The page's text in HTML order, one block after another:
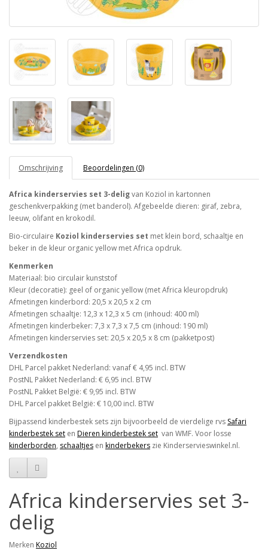
Omschrijving Beoordelingen (0)
Africa kinderservies set 3-deligvan Koziol in kartonnen
geschenkverpakking (met banderol). Afgebeelde dieren: giraf, zebra,
leeuw, olifant en krokodil.
Bio-circulaire Koziol kinderservies set met klein bord, schaaltje en
beker in de kleur organic yellow met Africa opdruk.
Kenmerken
Materiaal: bio circulair kunststof
Kleur (decoratie): geel of organic yellow (met Africa kleuropdruk)
Afmetingen kinderbord: 20,5 x 20,5 x 2 cm
Afmetingen schaaltje: 12,3 x 12,3 x 5 cm (inhoud: 400 ml)
Afmetingen kinderbeker: 7,3 x 7,3 x 7,5 cm (inhoud: 190 ml)
Afmetingen kinderservies set: 20,5 x 20,5 x 8 cm (pakketpost)
Verzendkosten
DHL Parcel pakket Nederland: vanaf € 4,95 incl. BTW
PostNL Pakket Nederland: € 6,95 incl. BTW
PostNL Pakket België: € 9,95 incl. BTW
DHL Parcel pakket België: € 10,00 incl. BTW
Bijpassend kinderbestek sets zijn bijvoorbeeld de vierdelige rvs Safari
kinderbestek set en Dieren kinderbestek set van WMF. Voor losse
kinderborden, schaaltjes en kinderbekers zie Kinderservieswinkel.nl.
Africa kinderservies set 3-
delig
Merken Koziol